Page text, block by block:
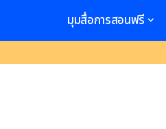
มุมสื่อการสอนฟรี